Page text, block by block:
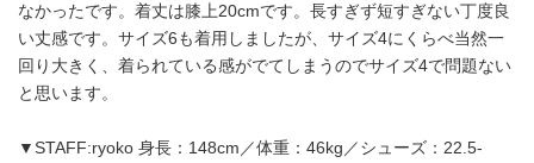
なかったです。着丈は膝上20cmです。長すぎず短すぎない丁度良
い丈感です。サイズ6も着用しましたが、サイズ4にくらべ当然一
回り大きく、着られている感がでてしまうのでサイズ4で問題ない
と思います。
▼STAFF:ryoko 身長：148cm／体重：46kg／シューズ：22.5-